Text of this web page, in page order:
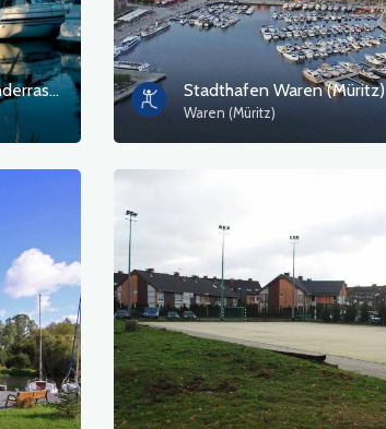
Stadthafen Plau am See - Wasserwanderrastplatz Stadthafen Waren (Müritz)
Waren (Müritz)